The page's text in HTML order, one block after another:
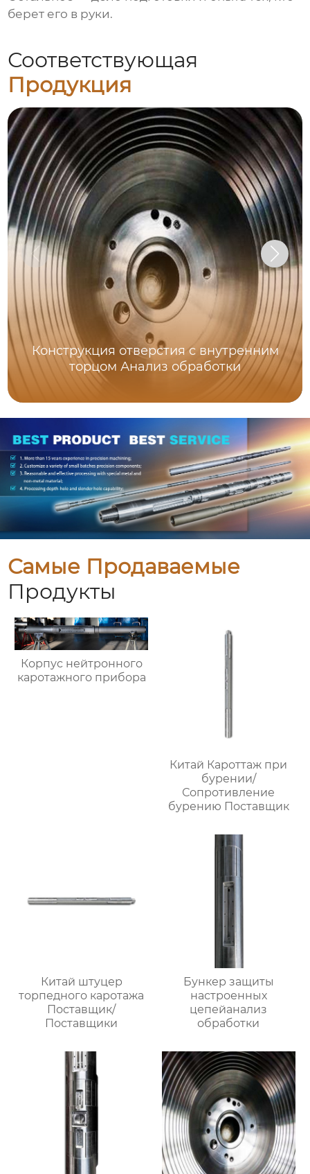
берет его в руки.
Соответствующая
Продукция
Конструкция отверстия с внутренним
торцом Анализ обработки
Самые Продаваемые
Продукты
Корпус нейтронного
каротажного прибора
Китай Кароттаж при
бурении/
Сопротивление
бурению Поставщик
Китай штуцер
торпедного каротажа
Поставщик/
Поставщики
Бункер защиты
настроенных
цепейанализ
обработки